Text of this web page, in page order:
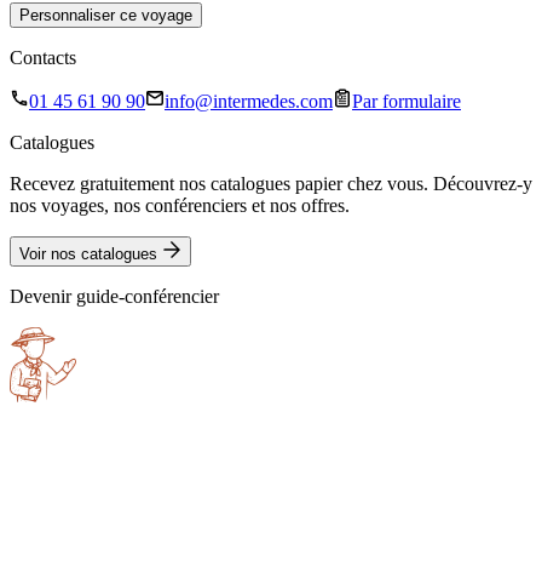
Personnaliser ce voyage
Contacts
01 45 61 90 90 info@intermedes.com
Par formulaire
Catalogues
Recevez gratuitement nos catalogues papier chez vous. Découvrez-y
nos voyages, nos conférenciers et nos offres.
Voir nos catalogues
Devenir guide-conférencier